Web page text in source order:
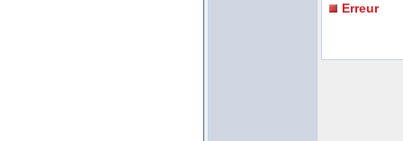
Erreur